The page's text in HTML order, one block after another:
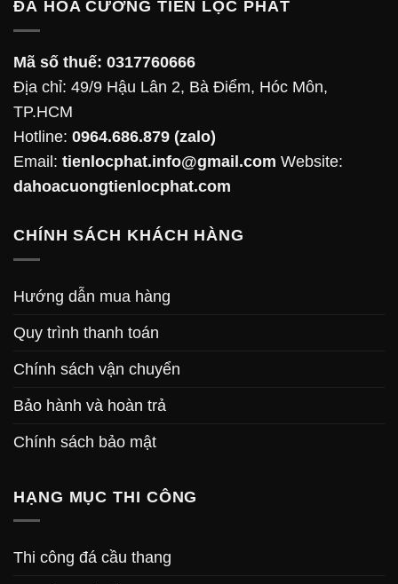
ĐÁ HOA CƯƠNG TIẾN LỘC PHÁT
Mã số thuế: 0317760666
Địa chỉ: 49/9 Hậu Lân 2, Bà Điểm, Hóc Môn,
TP.HCM
Hotline: 0964.686.879 (zalo)
Email: tienlocphat.info@gmail.com Website:
dahoacuongtienlocphat.com
CHÍNH SÁCH KHÁCH HÀNG
Hướng dẫn mua hàng
Quy trình thanh toán
Chính sách vận chuyển
Bảo hành và hoàn trả
Chính sách bảo mật
HẠNG MỤC THI CÔNG
Thi công đá cầu thang